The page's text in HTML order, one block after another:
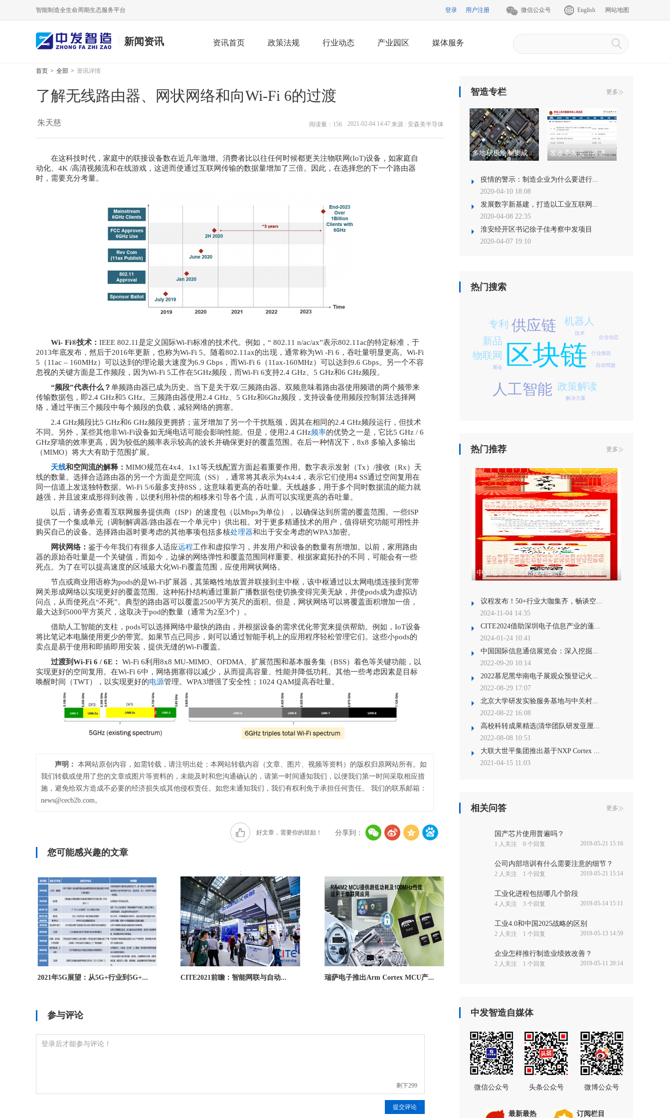
智能制造全生命周期生态服务平台 登录 用户注册 微信公众号 English 网站地图
新闻资讯 资讯首页 政策法规 行业动态 产业园区 媒体服务
首页 > 全部 > 资讯详情
了解无线路由器、网状网络和向Wi-Fi 6的过渡
朱天慈 来源 : 安森美半导体
2021-02-04 14:47
阅读量： 156
在这科技时代，家庭中的联接设备数在近几年激增。消费者比以往任何时候都更关注物联网(IoT)设备，如家庭自
动化、4K /高清视频流和在线游戏，这进而使通过互联网传输的数据量增加了三倍。因此，在选择您的下一个路由器
时，需要充分考量。
Wi- Fi®技术： IEEE 802.11是定义国际Wi-Fi标准的技术代。例如，“ 802.11 n/ac/ax”表示802.11ac的特定标准，于
2013年底发布，然后于2016年更新，也称为Wi-Fi 5。随着802.11ax的出现，通常称为Wi -Fi 6，吞吐量明显更高。Wi-Fi
5（11ac – 160MHz）可以达到的理论最大速度为6.9 Gbps，而Wi-Fi 6（11ax-160MHz）可以达到9.6 Gbps。另一个不容
忽视的关键方面是工作频段，因为Wi-Fi 5工作在5GHz频段，而Wi-Fi 6支持2.4 GHz、5 GHz和6 GHz频段。
“频段”代表什么？单频路由器已成为历史。当下是关于双/三频路由器。双频意味着路由器使用频谱的两个频带来
传输数据包，即2.4 GHz和5 GHz。三频路由器使用2.4 GHz、5 GHz和6Ghz频段，支持设备使用频段控制算法选择网
络，通过平衡三个频段中每个频段的负载，减轻网络的拥塞。
2.4 GHz频段比5 GHz和6 GHz频段更拥挤；蓝牙增加了另一个干扰瓶颈，因其在相同的2.4 GHz频段运行，但技术
不同。另外，某些其他非Wi-Fi设备如无绳电话可能会影响性能。但是，使用2.4 GHz频率的优势之一是，它比5 GHz / 6
GHz穿墙的效率更高，因为较低的频率表示较高的波长并确保更好的覆盖范围。在后一种情况下，8x8 多输入多输出
（MIMO）将大大有助于范围扩展。
天线和空间流的解释： MIMO规范在4x4、1x1等天线配置方面起着重要作用。数字表示发射（Tx）/接收（Rx）天
线的数量。选择合适路由器的另一个方面是空间流（SS），通常将其表示为4x4:4，表示它们使用4 SS通过空间复用在
同一信道上发送独特数据。Wi-Fi 5/6最多支持8SS，这意味着更高的吞吐量。天线越多，用于多个同时数据流的能力就
越强，并且波束成形得到改善，以便利用补偿的相移来引导各个流，从而可以实现更高的吞吐量。
以后，请务必查看互联网服务提供商（ISP）的速度包（以Mbps为单位），以确保达到所需的覆盖范围。一些ISP
提供了一个集成单元（调制解调器/路由器在一个单元中）供出租。对于更多精通技术的用户，值得研究功能可用性并
购买自己的设备。选择路由器时要考虑的其他事项包括多核处理器和出于安全考虑的WPA3加密。
网状网络： 鉴于今年我们有很多人适应远程工作和虚拟学习，并发用户和设备的数量有所增加。以前，家用路由
器的原始吞吐量是一个关键值，而如今，边缘的网络弹性和覆盖范围同样重要。根据家庭拓扑的不同，可能会有一些
死点。为了在可以提高速度的区域最大化Wi-Fi覆盖范围，应使用网状网络。
节点或商业用语称为pods的是Wi-Fi扩展器，其策略性地放置并联接到主中枢，该中枢通过以太网电缆连接到宽带
网关形成网络以实现更好的覆盖范围。这种拓扑结构通过重新广播数据包使切换变得完美无缺，并使pods成为虚拟访
问点，从而使死点“不死”。典型的路由器可以覆盖2500平方英尺的面积。但是，网状网络可以将覆盖面积增加一倍，
最大达到5000平方英尺，这取决于pod的数量（通常为2至3个）。
借助人工智能的支柱，pods可以选择网络中最快的路由，并根据设备的需求优化带宽来提供帮助。例如，IoT设备
将比笔记本电脑使用更少的带宽。如果节点已同步，则可以通过智能手机上的应用程序轻松管理它们。这些小pods的
卖点是易于使用和即插即用安装，提供无缝的Wi-Fi覆盖。
过渡到Wi-Fi 6 / 6E：
Wi-Fi 6利用8x8 MU-MIMO、OFDMA、扩展范围和基本服务集（BSS）着色等关键功能，以
实现更好的空间复用。在Wi-Fi 6中，网络拥塞得以减少，从而提高容量、性能并降低功耗。其他一些考虑因素是目标
唤醒时间（TWT），以实现更好的电源管理。WPA3增强了安全性；1024 QAM提高吞吐量。
声明： 本网站原创内容，如需转载，请注明出处；本网站转载内容（文章、图片、视频等资料）的版权归原网站所有。如
我们转载或使用了您的文章或图片等资料的，未能及时和您沟通确认的，请第一时间通知我们，以便我们第一时间采取相应措
施，避免给双方造成不必要的经济损失或其他侵权责任。如您未通知我们，我们有权利免于承担任何责任。 我们的联系邮箱：
news@cecb2b.com。
好文章，需要你的鼓励！ 分享到：
您可能感兴趣的文章
;
2021年5G展望：从5G+行业到5G+... CITE2021前瞻：智能网联与自动... 瑞萨电子推出Arm Cortex MCU产...
参与评论
剩下299
提交评论
智造专栏 更多
多地积极绘制集成电路高质量发... 发改委发文，推进中小微企业“上云用...
疫情的警示：制造企业为什么要进行...
2020-04-10 18:08
发展数字新基建，打造以工业互联网...
2020-04-08 22:35
淮安经开区书记徐子佳考察中发项目
2020-04-07 19:10
热门搜索
区块链
供应链
人工智能
机器人
政策解读
物联网
新品
专利
行业报告
企业动态
解决方案
技术
展会 自动驾驶
热门推荐 更多
中发电子2025乙巳蛇年春节放假通知来啦
议程发布！50+行业大咖集齐，畅谈空...
2024-11-04 14:35
CITE2024借助深圳电子信息产业的蓬...
2024-01-24 10:41
中国国际信息通信展览会：深入挖掘...
2022-09-20 10:14
2022慕尼黑华南电子展观众预登记火...
2022-08-29 17:07
北京大学研发实验服务基地与中关村...
2022-08-22 16:08
高校科转成果精选|清华团队研发亚厘...
2022-08-08 10:51
大联大世平集团推出基于NXP Cortex ...
2021-04-15 11:03
相关问答 更多
国产芯片使用普遍吗？
1 人关注 0 个回复 2019-05-21 15:16
公司内部培训有什么需要注意的细节？
2 人关注 1 个回复 2019-05-21 15:14
工业化进程包括哪几个阶段
4 人关注 3 个回复 2019-05-14 15:11
工业4.0和中国2025战略的区别
2 人关注 1 个回复 2019-05-13 14:59
企业怎样推行制造业绩效改善？
2 人关注 1 个回复 2019-05-11 20:14
中发智造自媒体
微信公众号 头条公众号 微博公众号
最新最热 订阅栏目